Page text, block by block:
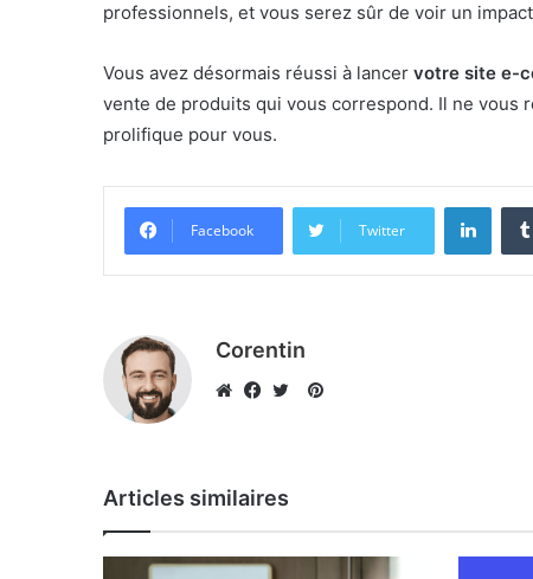
professionnels, et vous serez sûr de voir un
Vous avez désormais réussi à lancer votre site e-
vente de produits qui vous correspond. Il ne vous
prolifique pour vous.
Facebook Twitter
Corentin
Pinterest
Articles similaires